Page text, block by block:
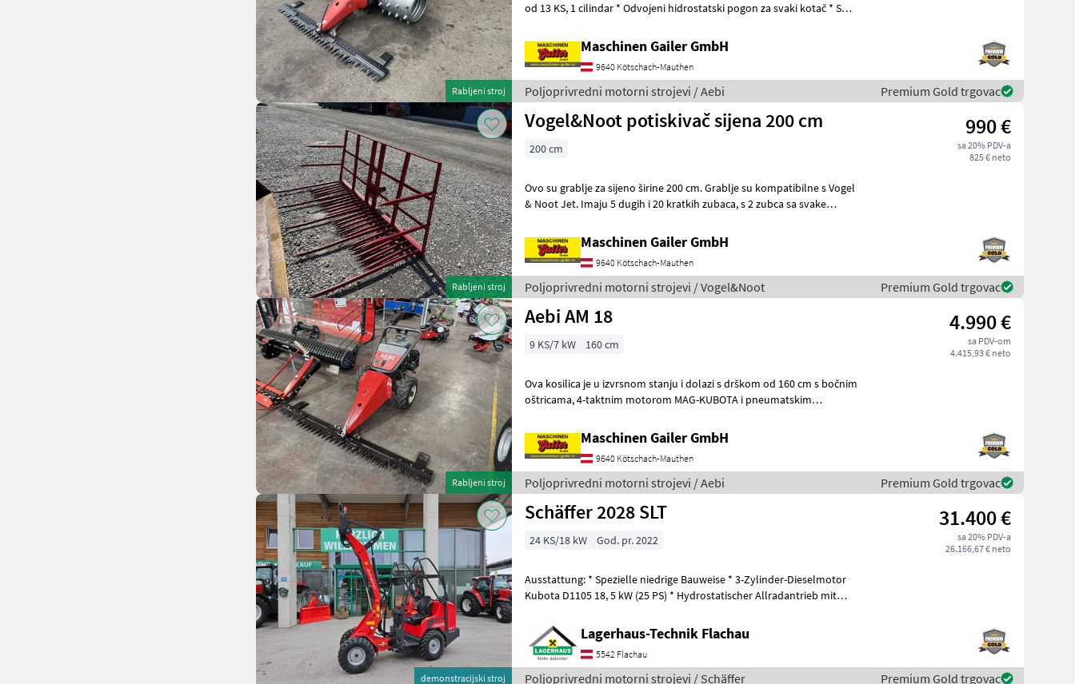
Rabljeni stroj
od 13 KS, 1 cilindar * Odvojeni hidrostatski pogon za svaki kotač * S
Maschinen Gailer GmbH
9640 Kötschach-Mauthen
Poljoprivredni motorni strojevi / Aebi Premium Gold trgovac
Rabljeni stroj
Vogel&Noot potiskivač sijena 200 cm 990 €
sa 20% PDV-a
825 € neto
200 cm
Ovo su grablje za sijeno širine 200 cm. Grablje su kompatibilne s Vogel
& Noot Jet. Imaju 5 dugih i 20 kratkih zubaca, s 2 zubca sa svake
Maschinen Gailer GmbH
9640 Kötschach-Mauthen
Poljoprivredni motorni strojevi / Vogel&Noot Premium Gold trgovac
Rabljeni stroj
Aebi AM 18 4.990 €
sa PDV-om
4.415,93 € neto
9 KS/7 kW 160 cm
Ova kosilica je u izvrsnom stanju i dolazi s drškom od 160 cm s bočnim
oštricama, 4-taktnim motorom MAG-KUBOTA i pneumatskim
Maschinen Gailer GmbH
9640 Kötschach-Mauthen
Poljoprivredni motorni strojevi / Aebi Premium Gold trgovac
demonstracijski stroj
Schäffer 2028 SLT 31.400 €
sa 20% PDV-a
26.166,67 € neto
24 KS/18 kW God. pr. 2022
Ausstattung: * Spezielle niedrige Bauweise * 3-Zylinder-Dieselmotor
Kubota D1105 18, 5 kW (25 PS) * Hydrostatischer Allradantrieb mit
Lagerhaus-Technik Flachau
5542 Flachau
Poljoprivredni motorni strojevi / Schäffer Premium Gold trgovac